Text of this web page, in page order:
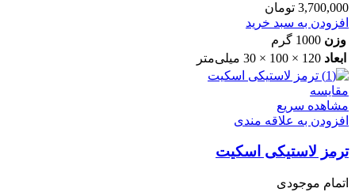
3,700,000 تومان
افزودن به سبد خرید
وزن 1000 گرم
ابعاد 120 × 100 × 30 میلی‌متر
مقایسه
مشاهده سریع
افزودن به علاقه مندی
ترمز لاستیکی اسکیت
اتمام موجودی